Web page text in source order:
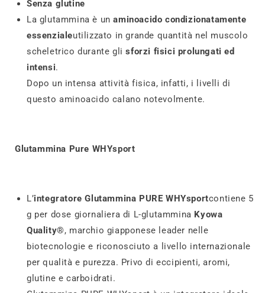
Senza glutine
La glutammina è unaminoacido condizionatamente
essenzialeutilizzato in grande quantità nel muscolo
scheletrico durante glisforzi fisici prolungati ed
intensi.
Dopo un intensa attività fisica, infatti, i livelli di
questo aminoacido calano notevolmente.
Glutammina Pure WHYsport
L’integratore Glutammina PURE WHYsportcontiene 5
g per dose giornaliera di L-glutammina Kyowa
Quality®, marchio giapponese leader nelle
biotecnologie e riconosciuto a livello internazionale
per qualità e purezza. Privo di eccipienti, aromi,
glutine e carboidrati.